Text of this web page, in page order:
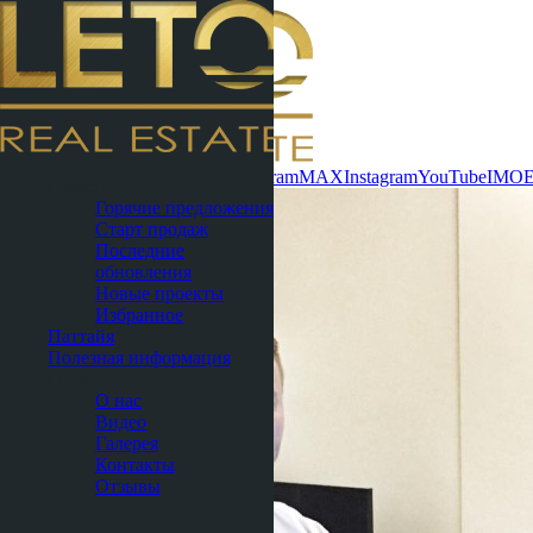
TelegramMAXInstagramYouTubeIMO
Горячие предложения
Старт продаж
Последние
обновления
Новые проекты
Избранное
Паттайя
Полезная информация
О нас
Видео
Галерея
Контакты
Отзывы